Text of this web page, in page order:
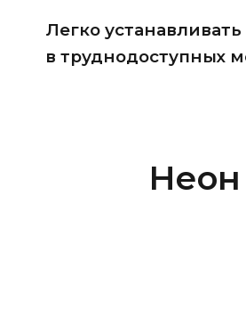
Легко
в труднодоступных
Неон